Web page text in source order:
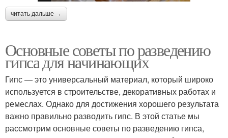
читать дальше →
Основные советы по разведению
гипса для начинающих
Гипс — это универсальный материал, который широко
используется в строительстве, декоративных работах и
ремеслах. Однако для достижения хорошего результата
важно правильно разводить гипс. В этой статье мы
рассмотрим основные советы по разведению гипса,